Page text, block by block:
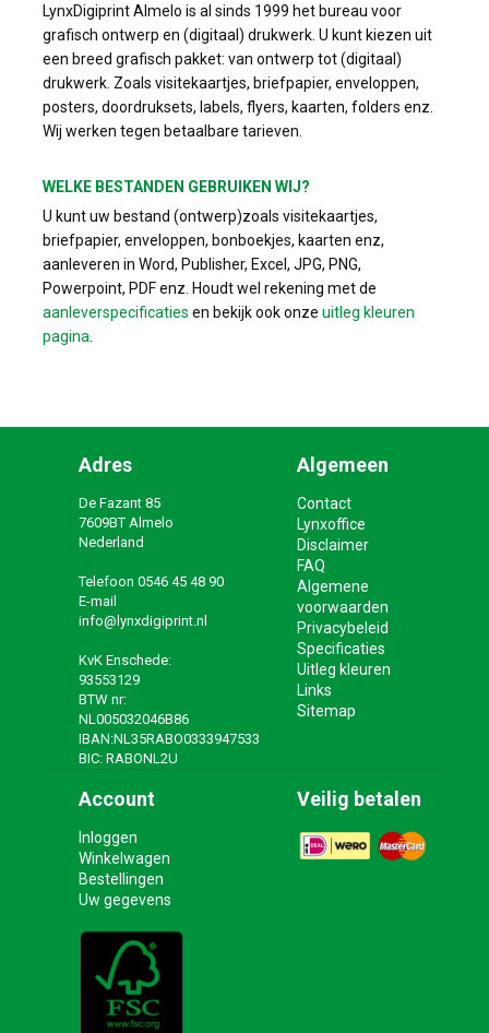
LynxDigiprint Almelo is al sinds 1999 het bureau voor
grafisch ontwerp en (digitaal) drukwerk. U kunt kiezen uit
een breed grafisch pakket: van ontwerp tot (digitaal)
drukwerk. Zoals visitekaartjes, briefpapier, enveloppen,
posters, doordruksets, labels, flyers, kaarten, folders enz.
Wij werken tegen betaalbare tarieven.
WELKE BESTANDEN GEBRUIKEN WIJ?
U kunt uw bestand (ontwerp)zoals visitekaartjes,
briefpapier, enveloppen, bonboekjes, kaarten enz,
aanleveren in Word, Publisher, Excel, JPG, PNG,
Powerpoint, PDF enz. Houdt wel rekening met de
aanleverspecificaties en bekijk ook onze uitleg kleuren
pagina
Adres
De Fazant 85
7609BT Almelo
Nederland
Telefoon 0546 45 48 90
E-mail
info@lynxdigiprint.nl
KvK Enschede:
93553129
BTW nr:
NL005032046B86
IBAN:NL35RABO0333947533
BIC: RABONL2U
Algemeen
Contact
Lynxoffice
Disclaimer
FAQ
Algemene
voorwaarden
Privacybeleid
Specificaties
Uitleg kleuren
Links
Sitemap
Account
Inloggen
Winkelwagen
Bestellingen
Uw gegevens
Veilig betalen